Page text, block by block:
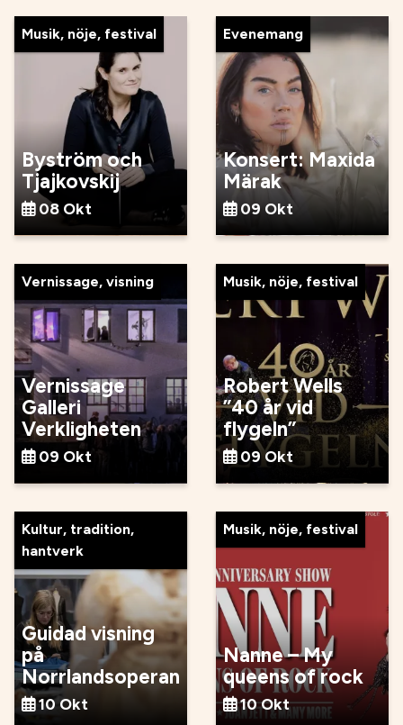
Musik, nöje, festival
Byström och
Tjajkovskij
08 Okt
Evenemang
Konsert: Maxida
Märak
09 Okt
Vernissage, visning
Vernissage
Galleri
Verkligheten
09 Okt
Musik, nöje, festival
Robert Wells
”40 år vid
flygeln”
09 Okt
Kultur, tradition,
hantverk
Guidad visning
på
Norrlandsoperan
10 Okt
Musik, nöje, festival
Nanne – My
queens of rock
10 Okt